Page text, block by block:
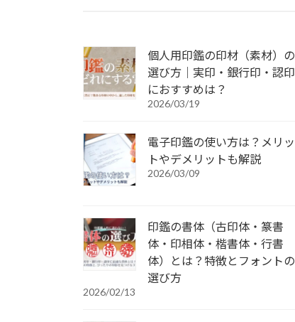
個人用印鑑の印材（素材）の
選び方｜実印・銀行印・認印
におすすめは？
2026/03/19
電子印鑑の使い方は？メリッ
トやデメリットも解説
2026/03/09
印鑑の書体（古印体・篆書
体・印相体・楷書体・行書
体）とは？特徴とフォントの
選び方
2026/02/13